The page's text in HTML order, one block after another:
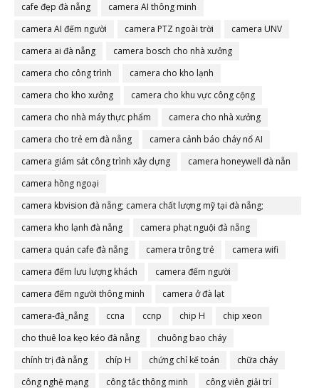
cafe đẹp đà nẵng
camera AI thông minh
camera AI đếm người
camera PTZ ngoài trời
camera UNV
camera ai đà nẵng
camera bosch cho nhà xưởng
camera cho công trình
camera cho kho lạnh
camera cho kho xưởng
camera cho khu vực công cộng
camera cho nhà máy thực phẩm
camera cho nhà xưởng
camera cho trẻ em đà nẵng
camera cảnh báo cháy nổ AI
camera giám sát công trình xây dựng
camera honeywell đà nẵn
camera hồng ngoại
camera kbvision đà nẵng; camera chất lượng mỹ tại đà nẵng;
camera đà nẵng
camera kho lạnh đà nẵng
camera phạt nguội đà nẵng
camera quán cafe đà nẵng
camera trông trẻ
camera wifi
camera đếm lưu lượng khách
camera đếm người
camera đếm người thông minh
camera ở đà lạt
camera-đà_nẵng
ccna ccnp chip H
chip xeon
cho thuê loa kẹo kéo đà nẵng
chuông bao cháy
chính trị đà nẵng
chíp H chứng chỉ kế toán
chữa cháy
công nghệ mạng
công tắc thông minh công viên giải trí